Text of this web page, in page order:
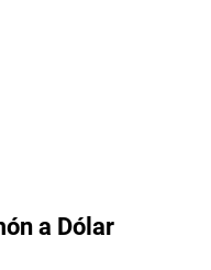
a Dólar